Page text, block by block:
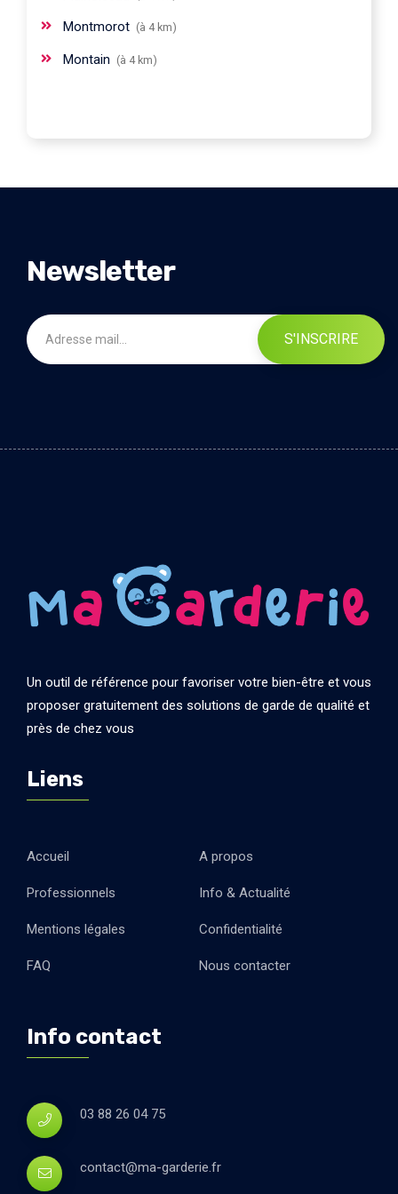
Montmorot (à 4 km)
Montain (à 4 km)
Newsletter
S'INSCRIRE
Un outil de référence pour favoriser votre bien-être et vous
proposer gratuitement des solutions de garde de qualité et
près de chez vous
Liens
Accueil A propos
Professionnels Info & Actualité
Mentions légales Confidentialité
FAQ Nous contacter
Info contact
03 88 26 04 75
contact@ma-garderie.fr